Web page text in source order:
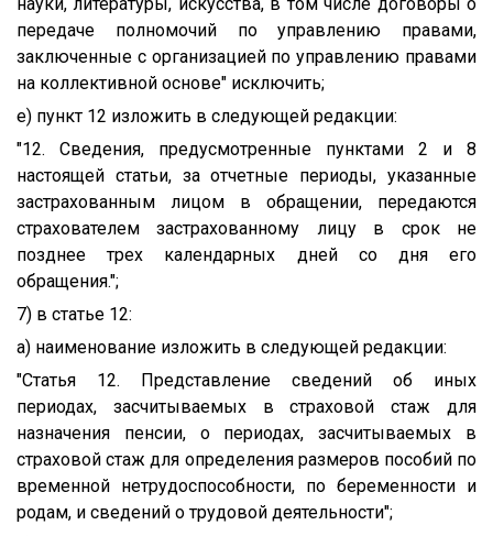
передаче полномочий по управлению правами,
заключенные с организацией по управлению правами
на коллективной основе" исключить;
е) пункт 12 изложить в следующей редакции:
"12. Сведения, предусмотренные пунктами 2 и 8
настоящей статьи, за отчетные периоды, указанные
застрахованным лицом в обращении, передаются
страхователем застрахованному лицу в срок не
позднее трех календарных дней со дня его
обращения.";
7) в статье 12:
а) наименование изложить в следующей редакции:
"Статья 12. Представление сведений об иных
периодах, засчитываемых в страховой стаж для
назначения пенсии, о периодах, засчитываемых в
страховой стаж для определения размеров пособий по
временной нетрудоспособности, по беременности и
родам, и сведений о трудовой деятельности";